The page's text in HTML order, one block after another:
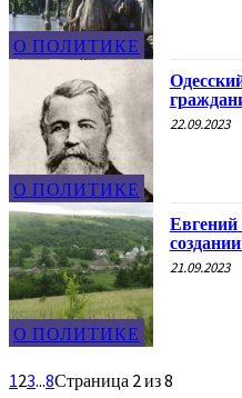
О ПОЛИТИКЕ
О ПОЛИТИКЕ
22.09.2023
О ПОЛИТИКЕ
Евгений
21.09.2023
123...8Страница 2 из 8